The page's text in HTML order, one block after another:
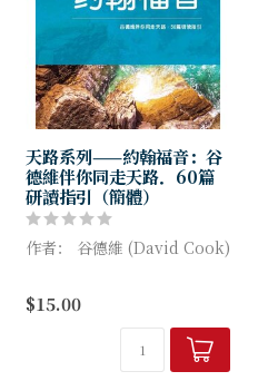
天路系列——約翰福音：谷
德維伴你同走天路．60篇
研讀指引（簡體）
作者： 谷德維 (David Cook)
告：「太初有道，道与上帝同
在，道就是上帝。」接着，约
翰记述了代表上帝的耶稣基
督，道成肉身...
$15.00